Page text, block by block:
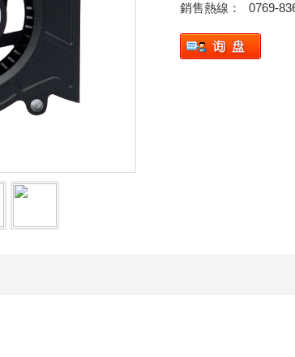
銷售熱線：
0769-